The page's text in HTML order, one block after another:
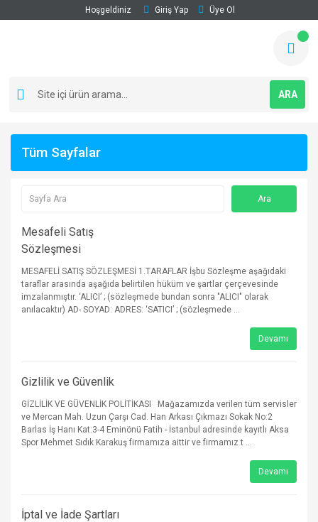
Hoşgeldiniz Giriş Yap Üye Ol
ARA
Tüm Sayfalar
Mesafeli Satış
Sözleşmesi
MESAFELİ SATIŞ SÖZLEŞMESİ 1.TARAFLAR İşbu Sözleşme aşağıdaki
taraflar arasında aşağıda belirtilen hüküm ve şartlar çerçevesinde
imzalanmıştır. ‘ALICI’ ; (sözleşmede bundan sonra "ALICI" olarak
anılacaktır) AD- SOYAD: ADRES: ‘SATICI’ ; (sözleşmede ...
Devamı
Gizlilik ve Güvenlik
GİZLİLİK VE GÜVENLİK POLİTİKASI Mağazamızda verilen tüm servisler
ve Mercan Mah. Uzun Çarşı Cad. Han Arkası Çıkmazı Sokak No:2
Barlas İş Hanı Kat:3-4 Eminönü Fatih - İstanbul adresinde kayıtlı Aksa
Spor Mehmet Sıdık Karakuş firmamıza aittir ve firmamız t ...
Devamı
İptal ve İade Şartları